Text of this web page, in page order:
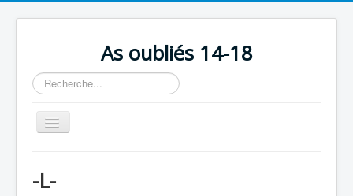
As oubliés 14-18
Rechercher
Basculer
la
Chronologie
-L-